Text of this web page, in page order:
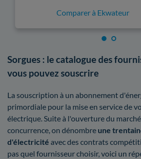
Comparer à Ekwateur
Sorgues : le catalogue des
vous pouvez souscrire
La souscription à un abonnement
primordiale pour la mise en service de
électrique. Suite à l'ouverture du
concurrence, on dénombre une
d'électricité avec des contrats
pas quel fournisseur choisir, voici un